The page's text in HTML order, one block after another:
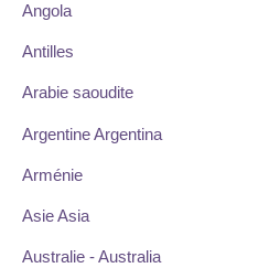
Angola
Antilles
Arabie saoudite
Argentine Argentina
Arménie
Asie Asia
Australie - Australia